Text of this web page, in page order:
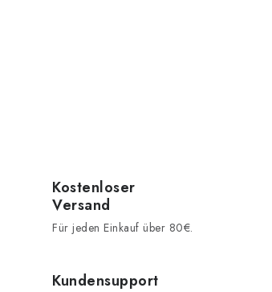
Kostenloser
Versand
Für jeden Einkauf über 80€.
Kundensupport